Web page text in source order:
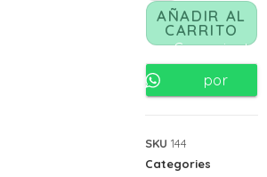
AÑADIR AL
CARRITO
Comunicate
por
SKU 144
Categories